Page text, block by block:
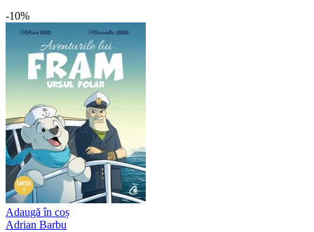
-10%
Adaugă în coș
Adrian Barbu